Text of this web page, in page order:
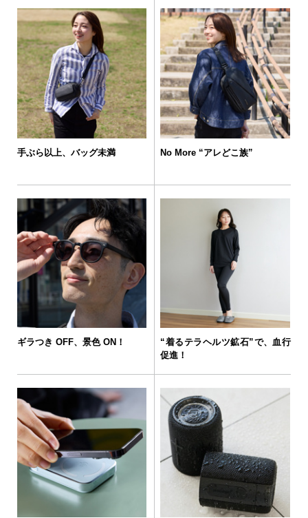
手ぶら以上、バッグ未満 No More “アレどこ族”
ギラつき OFF、景色 ON！
“着るテラヘルツ鉱石”で、血行
促進！